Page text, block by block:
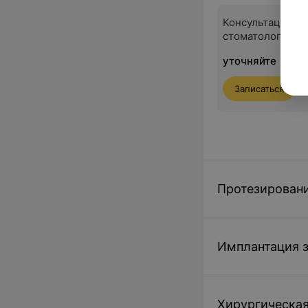
Консультация
стоматолога
уточняйте
Записаться
Имплантация